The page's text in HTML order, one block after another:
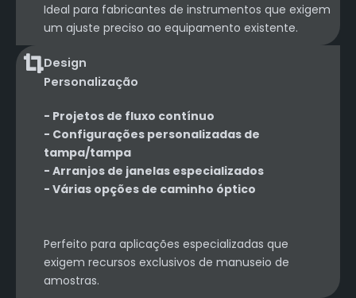
Ideal para fabricantes de instrumentos que exigem
um ajuste preciso ao equipamento existente.
Design
Personalização
- Projetos de fluxo contínuo
- Configurações personalizadas de
tampa/tampa
- Arranjos de janelas especializados
- Várias opções de caminho óptico
Perfeito para aplicações especializadas que
exigem recursos exclusivos de manuseio de
amostras.